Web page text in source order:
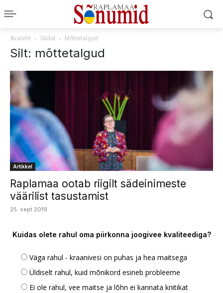
Avaleht Sildid Mõttetalgud
Silt: mõttetalgud
Artikkel
Raplamaa ootab riigilt sädeinimeste
väärilist tasustamist
25. sept 2019
Kuidas olete rahul oma piirkonna joogivee kvaliteediga?
Väga rahul - kraanivesi on puhas ja hea maitsega
Üldiselt rahul, kuid mõnikord esineb probleeme
Ei ole rahul, vee maitse ja lõhn ei kannata kriitikat